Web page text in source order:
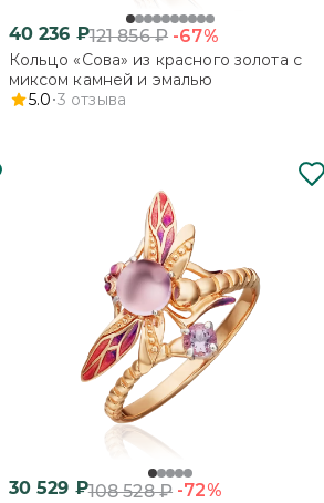
40 236 ₽121 856₽ -67%
Кольцо «Сова» из красного золота с
миксом камней и эмалью
5.0 3 отзыва
30 529 ₽108 528₽ -72%